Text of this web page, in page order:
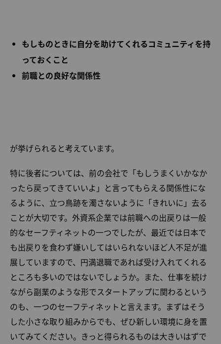
もしものときに自分を助けてくれるコミュニティを持
っておくこと
前職との良好な関係性
が挙げられると考えています。
特に後者については、前の会社で「もしうまくいかなか
ったら戻ってきていいよ」と言ってもらえる関係性にな
るように、立つ鳥跡を濁さないように「きれいに」去る
ことが大切です。外資系企業では前職への出戻りは一般
的なセーフティネットの一つでしたが、最近では日本で
も出戻りを食わず嫌いしてはいられないほど人不足が進
展していますので、円満退職であれば受け入れてくれる
ところも多いのではないでしょうか。また、仕事を続け
ながら副業のような形でスタートアップに関わるという
のも、一つのセーフティネットと言えます。まずはそう
した小さな取り組みからでも、ぜひ新しい環境に身を置
いてみてください。きっと得られるものは大きいはずで